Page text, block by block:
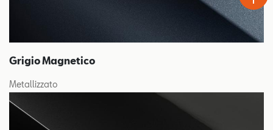
Grigio Magnetico
Metallizzato